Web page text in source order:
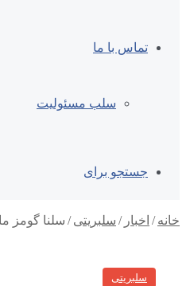
تماس با ما
سلب مسئولیت
جستجو برای
خانه / اخبار / سلبریتی / سلنا گومز
سلبریتی